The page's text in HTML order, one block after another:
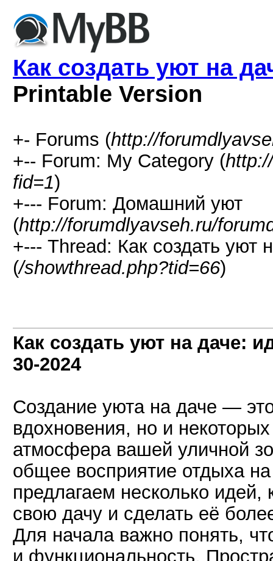
Как создать уют на
Printable Version
+- Forums (http://
+-- Forum: My Category (
fid=1)
+--- Forum: Домашний уют
(http://forumdlyavseh.ru/
+--- Thread: Как создать уют
(/showthread.php?tid=66)
Как создать уют на даче:
30-2024
Создание уюта на даче —
вдохновения, но и
атмосфера вашей уличной
общее восприятие отдыха
предлагаем несколько идей,
свою дачу и сделать её
Для начала важно понять,
и функциональность.